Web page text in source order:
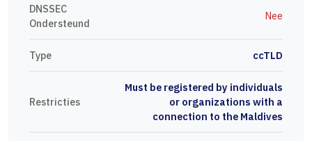
DNSSEC
Ondersteund
Nee
Type ccTLD
Restricties
Must be registered by individuals
or organizations with a
connection to the Maldives